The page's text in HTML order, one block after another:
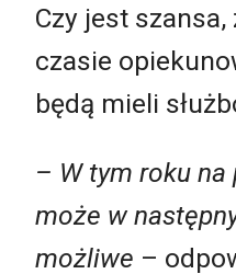
Czy jest
czasie
będą mieli
– W tym roku na
może w
możliwe –